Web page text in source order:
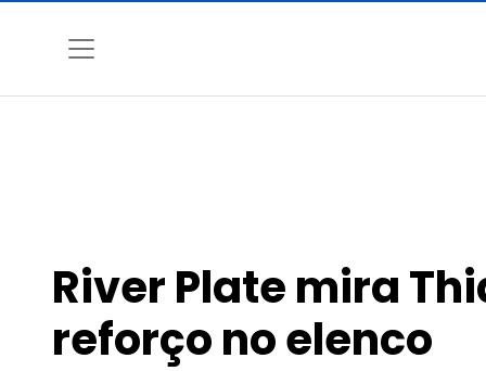
River Plate mira
reforço no elenco